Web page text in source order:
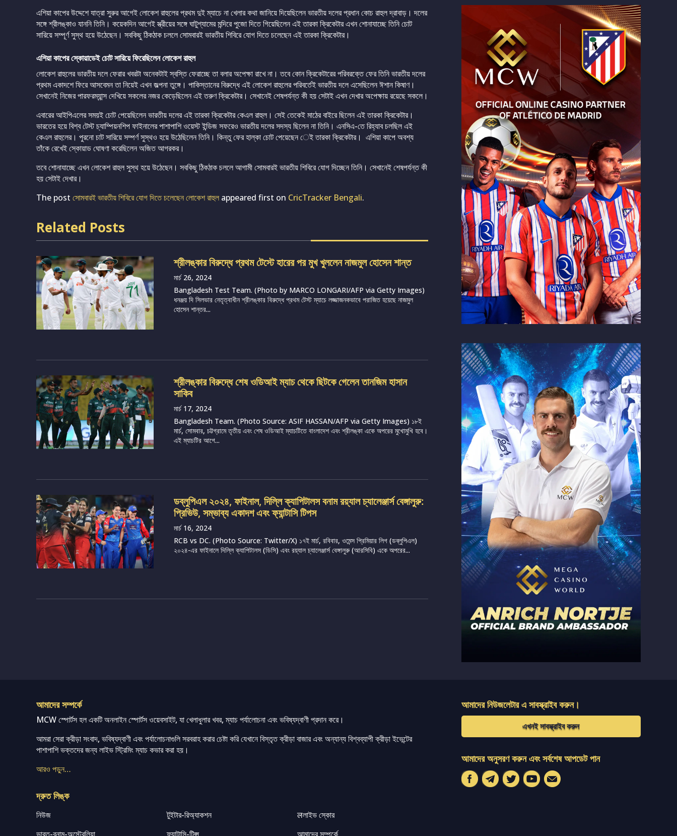
এশিয়া কাপের উদ্দেশে যাত্রা সুরুর আগেই লোকেশ রাহুলের প্রথম দুই ম্যাচে না খেলার কথা জানিয়ে দিয়েছিলেন ভারতীয় দলের প্রধান কোচ রাহুল দ্রাবাড়। দলের
সঙ্গে শ্রীলঙ্কাও যাননি তিনি। কয়েকদিন আগেই স্ত্রীয়ের সঙ্গে ঘাটুশ্যামের মন্দিরে পুজো দিতে গিয়েছিলেন এই তারকা ক্রিকেটার এখন শোনাযাচ্ছে তিনি চোট
সারিয়ে সম্পূর্ণ সুস্থ হয়ে উঠেছেন। সবকিছু ঠিকঠাক চললে সোমবারই ভারতীয় শিবিরে যোগ দিতে চলেছেন এই তারকা ক্রিকেটার।
এশিয়া কাপের স্কোয়াডেই চোট সারিয়ে ফিরেছিলেন লোকেশ রাহুল
লোকেশ রাহুলের ভারতীয় দলে ফেরার খবরটা অনেকটাই স্বস্তি ফেরাচ্ছে তা বলার অপেক্ষা রাখে না। তবে কোন ক্রিকেটারের পরিবরক্তে ফের তিনি ভারতীয় দলের
প্রথম একাদশে ফিরে আসবেমন তা নিয়েই এখন জল্পনা তুঙ্গে। পাকিস্তানের বিরুদ্ধে এই লোকেশ রাহুলের পরিবর্তেই ভারতীয় দলে এসেছিলেন ঈশান কিষাণ।
সেখানেই নিজের পারফরম্যা্ন্স দেখিয়ে সকলের নজর কেড়েছিলেন এই তরুণ ক্রিকেটার। সেখানেই শেষপর্যন্ত কী হয় সেটাই এখন দেখার অপেক্ষায় রয়েছে সকলে।
এবারের আইপিএলের সময়ই চোট পেয়েছিলেন ভারতীয় দলের এই তারকা ক্রিকেটার কেএল রাহুল। সেই তেকেই মাঠের বাইরে ছিলেন এই তারকা ক্রিকেটার।
ভারতের হয়ে বিশ্ব টেস্ট চ্যাম্পিয়নশিপ ফাইনালের পাশাপাশি ওয়েস্ট ইন্ডিজ সফরেও ভারতীয় দলের সদস্য ছিলেন না তিনি। এনসিএ-তে রিহ্যাব চলছিল এই
কেএল রাহুলের। পুরনো চাট সারিয়ে সম্পর্ণ সুস্থও হয়ে উঠেছিলেন তিনি। কিন্তু ফের হাল্কা চোট পেয়েছেন েই তারকা ক্রিকেটার। এশিয়া কাপে অবশ্য
তাঁকে রেখেই স্কোয়াড ঘোষণা করেছিলেন অজিত আগরকর।
তবে শোনাযাচ্ছে এখন লোকেশ রাহুল সুস্থ হয়ে উঠেছেন। সবকিছু ঠিকঠাক চললে আগামী সোমবারই ভারতীয় শিবিরে যোগ দিচ্ছেন তিনি। সেখানেই শেষপর্যন্ত কী
হয় সেটাই দেখার।
The post সোমবারই ভারতীয় শিবিরে যোগ দিতে চলেছেন লোকেশ রাহুল appeared first on CricTracker Bengali.
Related Posts
শ্রীলঙ্কার বিরুদ্ধে প্রথম টেস্টে হারের পর মুখ খুললেন নাজমুল হোসেন শান্ত
মার্চ 26, 2024
Bangladesh Test Team. (Photo by MARCO LONGARI/AFP via Getty Images)
ধনঞ্জয় দি সিলভার নেতৃত্বাধীন শ্রীলঙ্কার বিরুদ্ধে প্রথম টেস্ট ম্যাচে লজ্জাজনকভাবে পরাজিত হয়েছে নাজমুল
হোসেন শান্তর...
শ্রীলঙ্কার বিরুদ্ধে শেষ ওডিআই ম্যাচ থেকে ছিটকে গেলেন তানজিম হাসান
সাকিব
মার্চ 17, 2024
Bangladesh Team. (Photo Source: ASIF HASSAN/AFP via Getty Images) ১৮ই
মার্চ, সোমবার, চট্টগ্রামে তৃতীয় এবং শেষ ওডিআই ম্যাচটিতে বাংলাদেশ এবং শ্রীলঙ্কা একে অপরের মুখোমুখি হবে।
এই ম্যাচটির আগে...
ডব্লুপিএল ২০২৪, ফাইনাল, দিল্লি ক্যাপিটালস বনাম রয়্যাল চ্যালেঞ্জার্স বেঙ্গালুরু:
প্রিভিউ, সম্ভাব্য একাদশ এবং ফ্যান্টাসি টিপস
মার্চ 16, 2024
RCB vs DC. (Photo Source: Twitter/X) ১৭ই মার্চ, রবিবার, ওমেন্স প্রিমিয়ার লিগ (ডব্লুপিএল)
২০২৪-এর ফাইনালে দিল্লি ক্যাপিটালস (ডিসি) এবং রয়্যাল চ্যালেঞ্জার্স বেঙ্গালুরু (আরসিবি) একে অপরের...
আমাদের সম্পর্কে
MCW স্পোর্টস হল একটি অনলাইন স্পোর্টস ওয়েবসাইট, যা খেলাধুলার খবর, ম্যাচ পর্যালোচনা এবং ভবিষ্যদ্বাণী প্রদান করে।
আমরা সেরা ক্রীড়া সংবাদ, ভবিষ্যদ্বাণী এবং পর্যালোচনাগুলি সরবরাহ করার চেষ্টা করি যেখানে বিস্তৃত ক্রীড়া বাজার এবং অন্যান্য বিশ্বব্যাপী ক্রীড়া ইভেন্টের
পাশাপাশি ভক্তদের জন্য লাইভ স্ট্রিমিং ম্যাচ কভার করা হয়।
আরও পড়ুন…
দ্রুত লিঙ্ক
নিউজ টুইটার-রিঅ্যাকশন
लলাইভ স্কোর
আমাদের নিউজলেটার এ সাবস্ক্রাইব করুন।
এখনই সাবস্ক্রাইব করুন
আমাদের অনুসরণ করুন এবং সর্বশেষ আপডেট পান